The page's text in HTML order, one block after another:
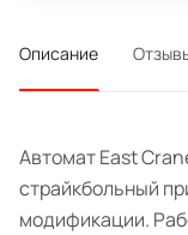
Описание
Автомат East
страйкбольный
модификации.